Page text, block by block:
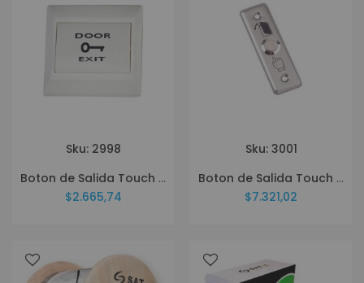
Sku: 2998
Boton de Salida Touch SAT SWT1
$2.665,74
Sku: 3001
Boton de Salida Touch SAT SWT4
$7.321,02